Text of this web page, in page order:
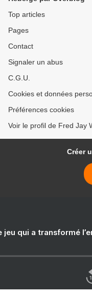
Top articles
Pages
Contact
Signaler un abus
C.G.U.
Cookies et données
Préférences cookies
Voir le profil de Fred Jay
Créer
jeu qui a transformé